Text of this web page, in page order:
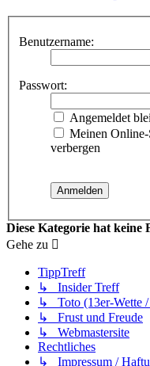
Benutzername:
Passwort:
Angemeldet
Meinen Online-
verbergen
Diese Kategorie hat keine
Gehe zu
TippTreff
↳ Insider Treff
↳ Toto (13er-Wette /
↳ Frust und Freude
↳ Webmastersite
Rechtliches
↳ Impressum /